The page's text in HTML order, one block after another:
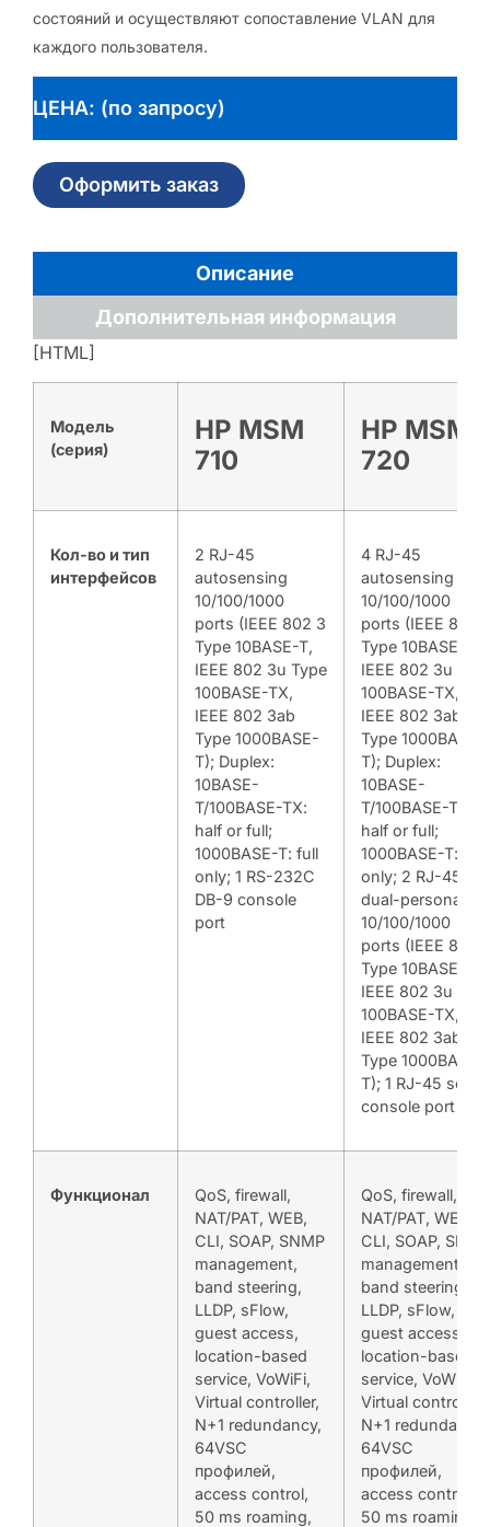
состояний и осуществляют сопоставление VLAN для
каждого пользователя.
ЦЕНА: (по запросу)
Оформить заказ
Описание
Дополнительная информация
[HTML]
Модель
(серия)
HP MSM
710
HP MSM
720
Кол-во и тип
интерфейсов
2 RJ-45
autosensing
10/100/1000
ports (IEEE 802 3
Type 10BASE-T,
IEEE 802 3u Type
100BASE-TX,
IEEE 802 3ab
Type 1000BASE-
T); Duplex:
10BASE-
T/100BASE-TX:
half or full;
1000BASE-T: full
only; 1 RS-232C
DB-9 console
port
4 RJ-45
autosensing
10/100/1000
ports (IEEE 802
Type 10BASE-T,
IEEE 802 3u
100BASE-TX,
IEEE 802 3ab
Type 1000BASE-
T); Duplex:
10BASE-
T/100BASE-TX:
half or full;
1000BASE-T: full
only; 2 RJ-45
dual-personality
10/100/1000
ports (IEEE 802
Type 10BASE-T,
IEEE 802 3u
100BASE-TX,
IEEE 802 3ab
Type 1000BASE-
T); 1 RJ-45 serial
console port
Функционал
QoS, firewall,
NAT/PAT, WEB,
CLI, SOAP, SNMP
management,
band steering,
LLDP, sFlow,
guest access,
location-based
service, VoWiFi,
Virtual controller,
N+1 redundancy,
64VSC
профилей,
access control,
50 ms roaming,
QoS, firewall,
NAT/PAT, WEB,
CLI, SOAP, SNMP
management,
band steering,
LLDP, sFlow,
guest access,
location-based
service, VoWiFi,
Virtual controller,
N+1 redundancy,
64VSC
профилей,
access control,
50 ms roaming,